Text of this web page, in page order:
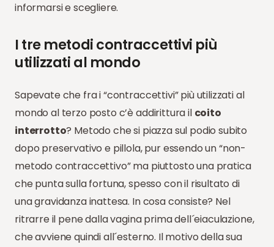
informarsi e scegliere.
I tre metodi contraccettivi più
utilizzati al mondo
Sapevate che fra i “contraccettivi” più utilizzati al
mondo al terzo posto c’è addirittura il coito
interrotto? Metodo che si piazza sul podio subito
dopo preservativo e pillola, pur essendo un “non-
metodo contraccettivo” ma piuttosto una pratica
che punta sulla fortuna, spesso con il risultato di
una gravidanza inattesa. In cosa consiste? Nel
ritrarre il pene dalla vagina prima dell´eiaculazione,
che avviene quindi all´esterno. Il motivo della sua